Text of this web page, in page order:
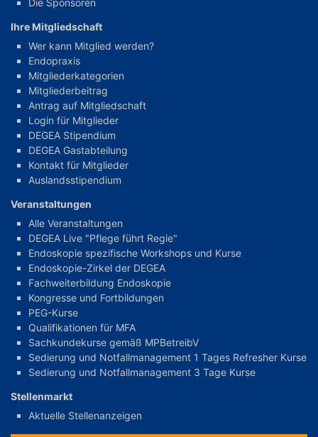
Die Sponsoren
Ihre Mitgliedschaft
Wer kann Mitglied werden?
Endopraxis
Mitgliederkategorien
Mitgliederbeitrag
Antrag auf Mitgliedschaft
Login für Mitglieder
DEGEA Stipendium
DEGEA Gastabteilung
Kontakt für Mitglieder
Auslandsstipendium
Veranstaltungen
Alle Veranstaltungen
DEGEA Live "Pflege führt Regie"
Endoskopie spezifische Workshops und Kurse
Endoskopie-Zirkel der DEGEA
Fachweiterbildung Endoskopie
Kongresse und Fortbildungen
PEG-Kurse
Qualifikationen für MFA
Sachkundekurse gemäß MPBetreibV
Sedierung und Notfallmanagement 1 Tages Refresher Kurse
Sedierung und Notfallmanagement 3 Tage Kurse
Stellenmarkt
Aktuelle Stellenanzeigen